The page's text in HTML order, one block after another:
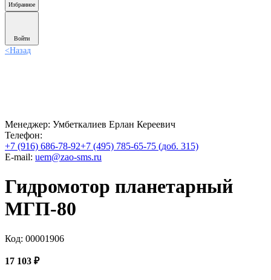
Избранное
Войти
<Назад
Менеджер: Умбеткалиев Ерлан Кереевич
Телефон:
+7 (916) 686-78-92+7 (495) 785-65-75 (доб. 315)
E-mail: uem@zao-sms.ru
Гидромотор планетарный
МГП-80
Код: 00001906
17 103 ₽